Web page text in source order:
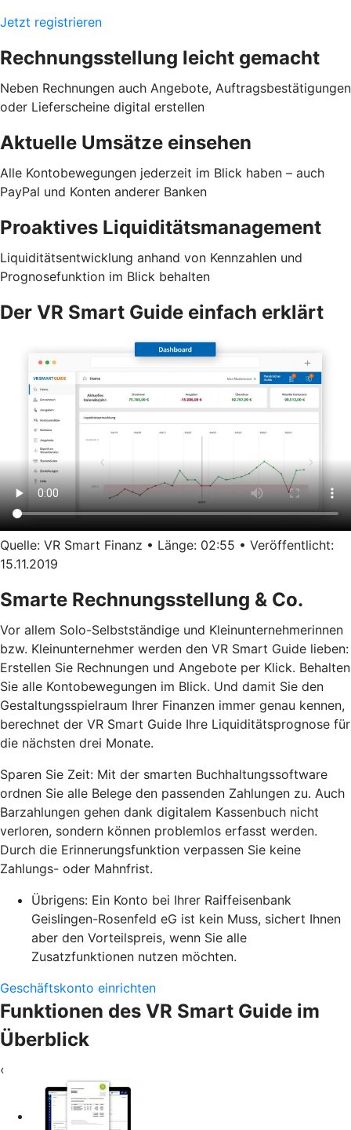
Jetzt registrieren
Rechnungsstellung leicht gemacht
Neben Rechnungen auch Angebote, Auftragsbestätigungen
oder Lieferscheine digital erstellen
Aktuelle Umsätze einsehen
Alle Kontobewegungen jederzeit im Blick haben – auch
PayPal und Konten anderer Banken
Proaktives Liquiditätsmanagement
Liquiditätsentwicklung anhand von Kennzahlen und
Prognosefunktion im Blick behalten
Der VR Smart Guide einfach erklärt
Quelle: VR Smart Finanz • Länge: 02:55 • Veröffentlicht:
15.11.2019
Smarte Rechnungsstellung & Co.
Vor allem Solo-Selbstständige und Kleinunternehmerinnen
bzw. Kleinunternehmer werden den VR Smart Guide lieben:
Erstellen Sie Rechnungen und Angebote per Klick. Behalten
Sie alle Kontobewegungen im Blick. Und damit Sie den
Gestaltungsspielraum Ihrer Finanzen immer genau kennen,
berechnet der VR Smart Guide Ihre Liquiditätsprognose für
die nächsten drei Monate.
Sparen Sie Zeit: Mit der smarten Buchhaltungssoftware
ordnen Sie alle Belege den passenden Zahlungen zu. Auch
Barzahlungen gehen dank digitalem Kassenbuch nicht
verloren, sondern können problemlos erfasst werden.
Durch die Erinnerungsfunktion verpassen Sie keine
Zahlungs- oder Mahnfrist.
Übrigens: Ein Konto bei Ihrer Raiffeisenbank
Geislingen-Rosenfeld eG ist kein Muss, sichert Ihnen
aber den Vorteilspreis, wenn Sie alle
Zusatzfunktionen nutzen möchten.
Geschäftskonto einrichten
Funktionen des VR Smart Guide im
Überblick
‹